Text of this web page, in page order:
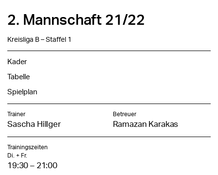
2. Mannschaft 21/22
Kreisliga B – Staffel 1
Kader
Tabelle
Spielplan
Trainer
Sascha Hillger
Betreuer
Ramazan Karakas
Trainingszeiten
Di. + Fr.
19:30 – 21:00